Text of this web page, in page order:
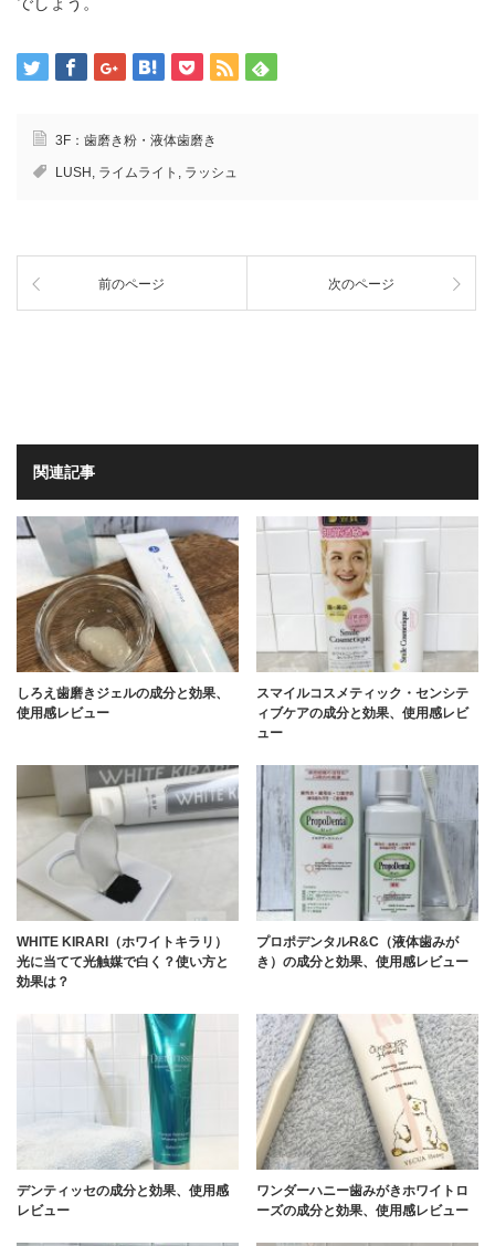
3F：歯磨き粉・液体歯磨き
LUSH , ライムライト , ラッシュ
前のページ 次のページ
関連記事
しろえ歯磨きジェルの成分と効果、
使用感レビュー
スマイルコスメティック・センシテ
ィブケアの成分と効果、使用感レビ
ュー
WHITE KIRARI（ホワイトキラリ）
光に当てて光触媒で白く？使い方と
効果は？
プロポデンタルR&C（液体歯みが
き）の成分と効果、使用感レビュー
デンティッセの成分と効果、使用感
レビュー
ワンダーハニー歯みがきホワイトロ
ーズの成分と効果、使用感レビュー